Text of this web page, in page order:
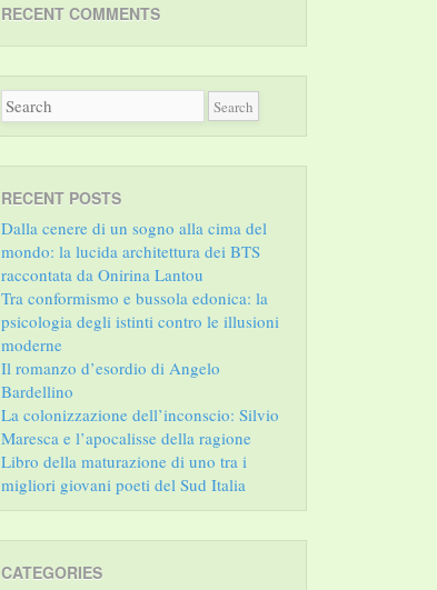
RECENT COMMENTS
RECENT POSTS
Dalla cenere di un sogno alla cima del
mondo: la lucida architettura dei BTS
raccontata da Onirina Lantou
Tra conformismo e bussola edonica: la
psicologia degli istinti contro le illusioni
moderne
Il romanzo d’esordio di Angelo
Bardellino
La colonizzazione dell’inconscio: Silvio
Maresca e l’apocalisse della ragione
Libro della maturazione di uno tra i
migliori giovani poeti del Sud Italia
CATEGORIES